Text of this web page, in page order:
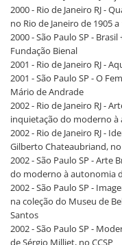
2000 - Rio de Janeiro RJ -
no Rio de Janeiro de 1905
2000 - São Paulo SP -
Fundação Bienal
2001 - Rio de Janeiro RJ -
2001 - São Paulo SP - O
Mário de Andrade
2002 - Rio de Janeiro RJ -
inquietação do moderno à
2002 - Rio de Janeiro RJ -
Gilberto Chateaubriand, no
2002 - São Paulo SP - Arte
do moderno à autonomia
2002 - São Paulo SP -
na coleção do Museu de
Santos
2002 - São Paulo SP -
de Sérgio Milliet, no CCSP